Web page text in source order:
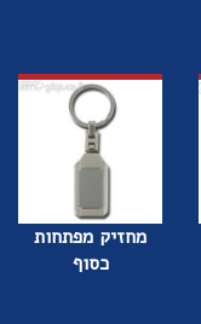
מחזיק מפתחות
כסוף